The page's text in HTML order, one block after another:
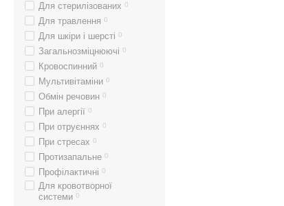
Для стерилізованих 0
Для травлення 0
Для шкіри і шерсті 0
Загальнозміцнюючі 0
Кровоспинний 0
Мультивітаміни 0
Обмін речовин 0
При алергії 0
При отруєннях 0
При стресах 0
Протизапальне 0
Профілактичні 0
Для кровотворної
системи 0